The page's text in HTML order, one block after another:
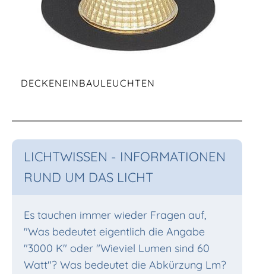
DECKENEINBAULEUCHTEN
LICHTWISSEN - INFORMATIONEN
RUND UM DAS LICHT
Es tauchen immer wieder Fragen auf,
"Was bedeutet eigentlich die Angabe
"3000 K" oder "Wieviel Lumen sind 60
Watt"? Was bedeutet die Abkürzung Lm?